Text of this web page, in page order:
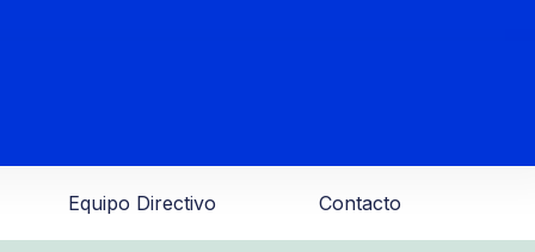
Equipo Directivo Contacto